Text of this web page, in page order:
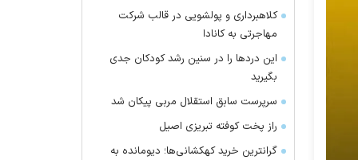
کلاهبرداری و پولشویی در قالب شرکت
مهاجرتی به کانادا
این درد‌ها را در سنین رشد کودکان جدی
بگیرید
سرپرست سابق استقلال مربی پیکان شد
راز پخت کوفته تبریزی اصیل
گرانترین خرید کهکشانی‌ها؛ دیومانده به